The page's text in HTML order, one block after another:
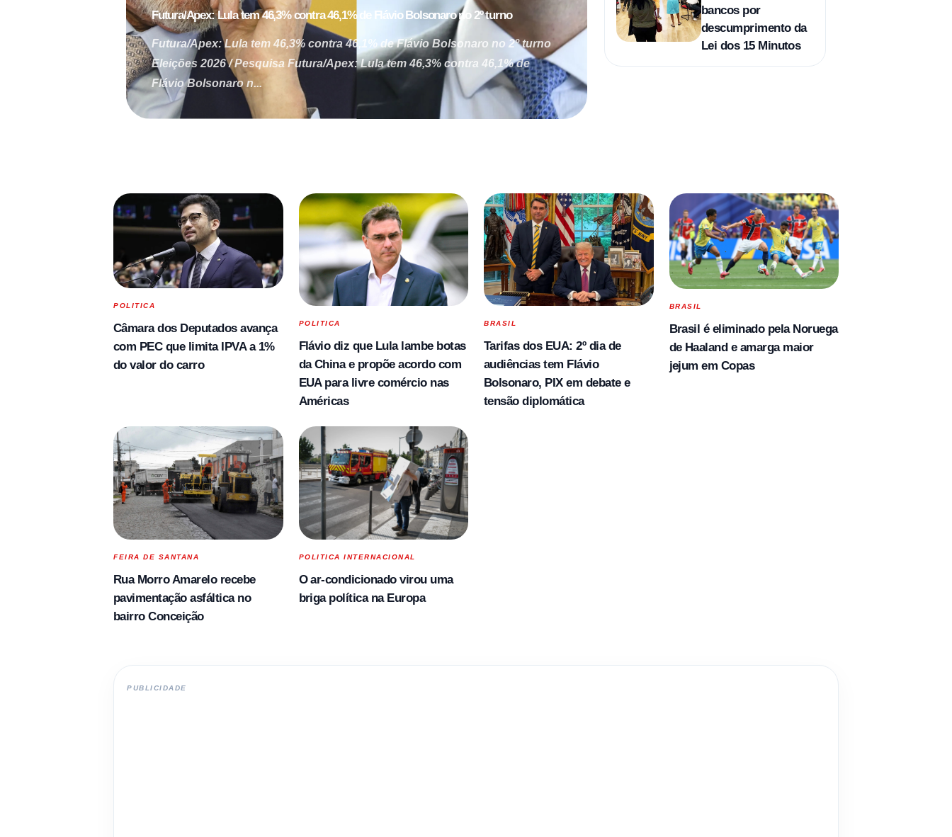
Futura/Apex: Lula tem 46,3% contra 46,1% de Flávio Bolsonaro no 2º turno
Futura/Apex: Lula tem 46,3% contra 46,1% de Flávio Bolsonaro no 2º turno
Eleições 2026 / Pesquisa Futura/Apex: Lula tem 46,3% contra 46,1% de
Flávio Bolsonaro n...
bancos por
descumprimento da
Lei dos 15 Minutos
POLITICA
Câmara dos Deputados avança
com PEC que limita IPVA a 1%
do valor do carro
POLITICA
Flávio diz que Lula lambe botas
da China e propõe acordo com
EUA para livre comércio nas
Américas
BRASIL
Tarifas dos EUA: 2º dia de
audiências tem Flávio
Bolsonaro, PIX em debate e
tensão diplomática
BRASIL
Brasil é eliminado pela Noruega
de Haaland e amarga maior
jejum em Copas
FEIRA DE SANTANA
Rua Morro Amarelo recebe
pavimentação asfáltica no
bairro Conceição
POLITICA INTERNACIONAL
O ar-condicionado virou uma
briga política na Europa
PUBLICIDADE